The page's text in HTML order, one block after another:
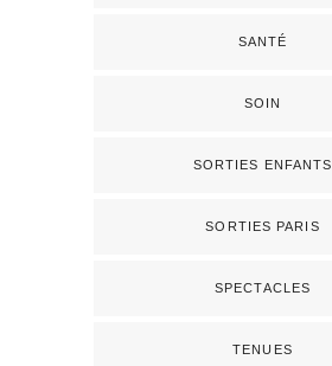
SANTÉ
SOIN
SORTIES ENFANTS
SORTIES PARIS
SPECTACLES
TENUES